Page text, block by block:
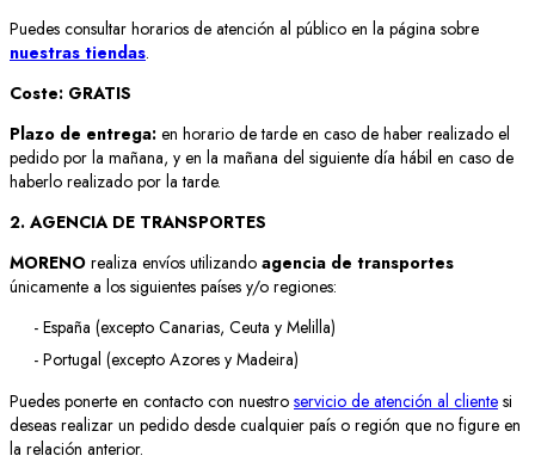
Puedes consultar horarios de atención al público en la página sobre
nuestras tiendas.
Coste: GRATIS
Plazo de entrega: en horario de tarde en caso de haber realizado el
pedido por la mañana, y en la mañana del siguiente día hábil en caso de
haberlo realizado por la tarde.
2. AGENCIA DE TRANSPORTES
MORENO realiza envíos utilizando agencia de transportes
únicamente a los siguientes países y/o regiones:
- España (excepto Canarias, Ceuta y Melilla)
- Portugal (excepto Azores y Madeira)
Puedes ponerte en contacto con nuestro servicio de atención al cliente si
deseas realizar un pedido desde cualquier país o región que no figure en
la relación anterior.